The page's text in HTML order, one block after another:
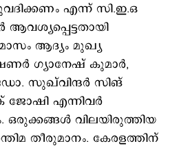
എന്ന് സി.ഇ.ഒ
ആദ്യം മുഖ്യ
ഗ്യാനേഷ് കുമാര്‍,
സുഖ്‌വിന്ദര്‍ സിങ്
എന്നിവര്‍
വിലയിരുത്തിയ
തീരുമാനം. കേരളത്തിന്